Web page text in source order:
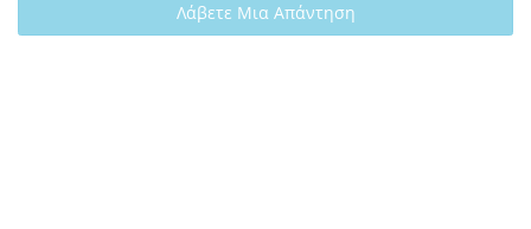
Λάβετε Μια Απάντηση